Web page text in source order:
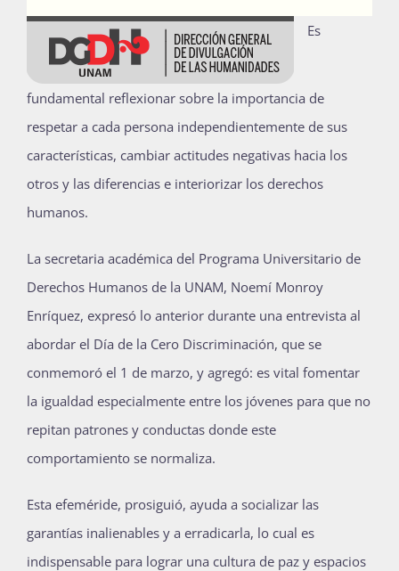
Es
fundamental reflexionar sobre la importancia de
respetar a cada persona independientemente de sus
características, cambiar actitudes negativas hacia los
otros y las diferencias e interiorizar los derechos
humanos.
La secretaria académica del Programa Universitario de
Derechos Humanos de la UNAM, Noemí Monroy
Enríquez, expresó lo anterior durante una entrevista al
abordar el Día de la Cero Discriminación, que se
conmemoró el 1 de marzo, y agregó: es vital fomentar
la igualdad especialmente entre los jóvenes para que no
repitan patrones y conductas donde este
comportamiento se normaliza.
Esta efeméride, prosiguió, ayuda a socializar las
garantías inalienables y a erradicarla, lo cual es
indispensable para lograr una cultura de paz y espacios